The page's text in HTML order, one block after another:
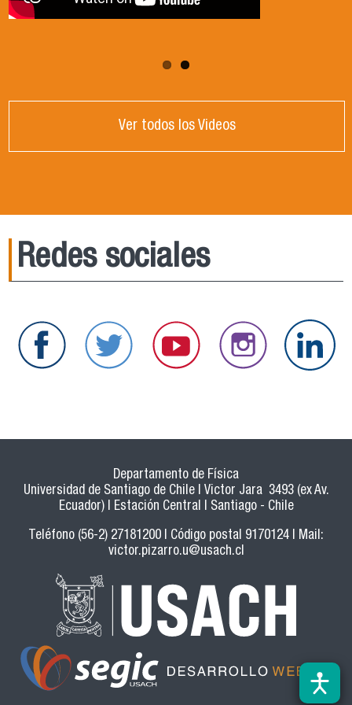
Ver todos los Videos
Redes sociales
Departamento de Física
Universidad de Santiago de Chile | Victor Jara 3493 (ex Av.
Ecuador) | Estación Central | Santiago - Chile
Teléfono (56-2) 27181200 | Código postal 9170124 | Mail:
victor.pizarro.u@usach.cl